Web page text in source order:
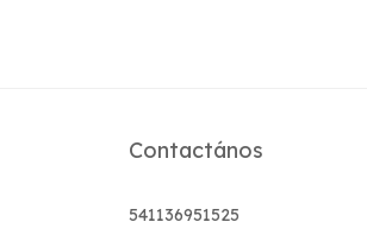
Contactános
541136951525